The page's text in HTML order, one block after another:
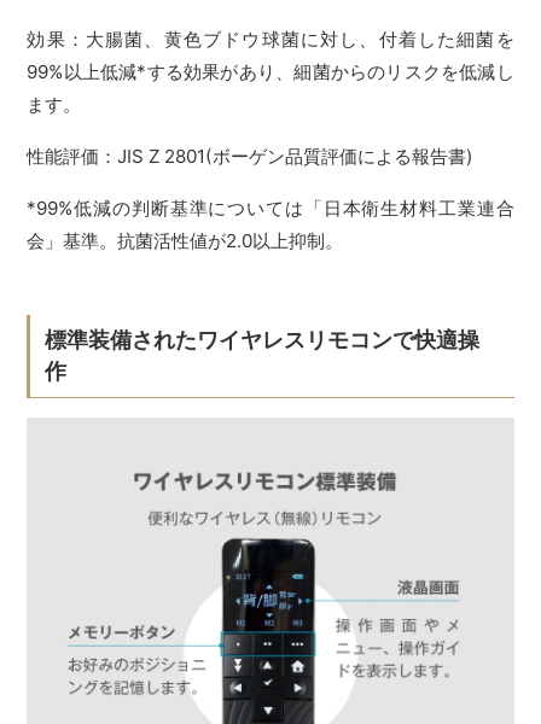
効果：大腸菌、黄色ブドウ球菌に対し、付着した細菌を
99%以上低減*する効果があり、細菌からのリスクを低減し
ます。
性能評価：JIS Z 2801(ボーゲン品質評価による報告書)
*99%低減の判断基準については「日本衛生材料工業連合
会」基準。抗菌活性値が2.0以上抑制。
標準装備されたワイヤレスリモコンで快適操
作